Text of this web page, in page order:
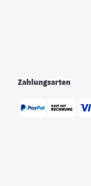
Zahlungsarten